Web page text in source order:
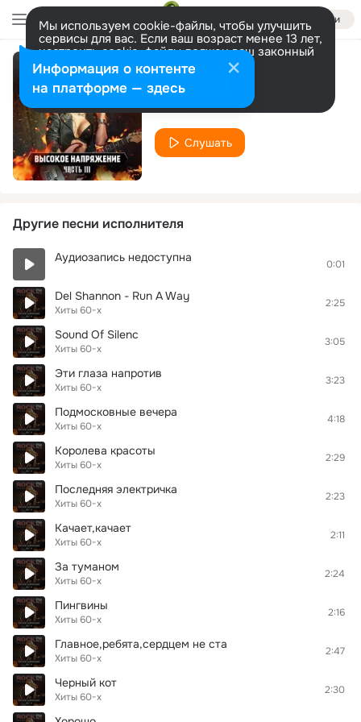
Войти
Мы используем cookie-файлы, чтобы улучшить
сервисы для вас. Если ваш возраст менее 13 лет,
настроить cookie-файлы должен ваш законный
представитель. Больше информации
Разрешить все Настроить
А я лягу-прилягу
Хиты 60-х
Слушать
Другие песни исполнителя
Аудиозапись недоступна 0:01
Del Shannon - Run A Way
Хиты 60-х
2:25
Sound Of Silenc
Хиты 60-х
3:05
Эти глаза напротив
Хиты 60-х
3:23
Подмосковные вечера
Хиты 60-х
4:18
Королева красоты
Хиты 60-х
2:29
Последняя электричка
Хиты 60-х
2:23
Качает,качает
Хиты 60-х
2:11
За туманом
Хиты 60-х
2:24
Пингвины
Хиты 60-х
2:16
Главное,ребята,сердцем не ста
Хиты 60-х
2:47
Черный кот
Хиты 60-х
2:30
Информация о контенте
на платформе — здесь